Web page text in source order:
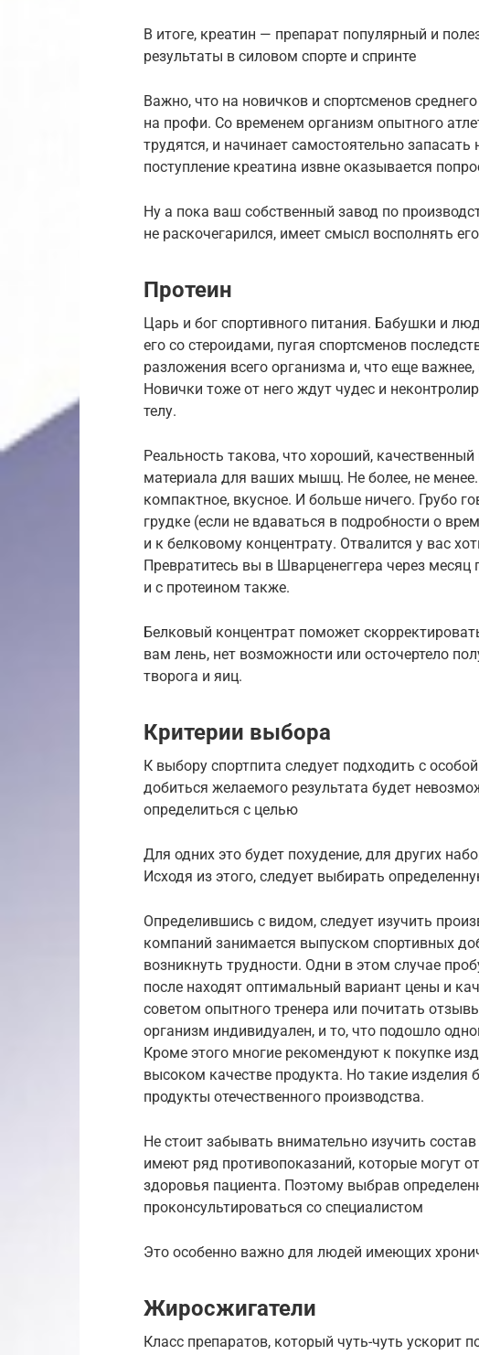
В итоге, креатин — препарат популярный и
результаты в силовом спорте и спринте
Важно, что на новичков и спортсменов
на профи. Со временем организм опытного
трудятся, и начинает самостоятельно
поступление креатина извне оказывается
Ну а пока ваш собственный завод по
не раскочегарился, имеет смысл восполнять
Протеин
Царь и бог спортивного питания. Бабушки и
его со стероидами, пугая спортсменов
разложения всего организма и, что еще
Новички тоже от него ждут чудес и
телу.
Реальность такова, что хороший,
материала для ваших мышц. Не более, не
компактное, вкусное. И больше ничего. Грубо
грудке (если не вдаваться в подробности о
и к белковому концентрату. Отвалится у вас
Превратитесь вы в Шварценеггера через месяц
и с протеином также.
Белковый концентрат поможет
вам лень, нет возможности или осточертело
творога и яиц.
Критерии выбора
К выбору спортпита следует подходить с
добиться желаемого результата будет
определиться с целью
Для одних это будет похудение, для других
Исходя из этого, следует выбирать
Определившись с видом, следует изучить
компаний занимается выпуском спортивных
возникнуть трудности. Одни в этом случае
после находят оптимальный вариант цены и
советом опытного тренера или почитать
организм индивидуален, и то, что подошло
Кроме этого многие рекомендуют к покупке
высоком качестве продукта. Но такие изделия
продукты отечественного производства.
Не стоит забывать внимательно изучить
имеют ряд противопоказаний, которые могут
здоровья пациента. Поэтому выбрав
проконсультироваться со специалистом
Это особенно важно для людей имеющих
Жиросжигатели
Класс препаратов, который чуть-чуть ускорит